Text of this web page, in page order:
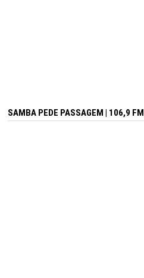
SAMBA PEDE PASSAGEM | 106,9 FM